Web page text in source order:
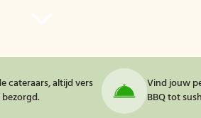
cateraars, altijd vers
Vind jouw
BBQ tot